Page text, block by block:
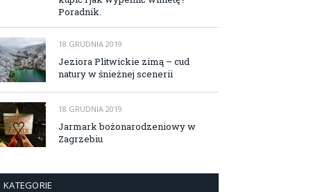
Poradnik.
18 GRUDNIA 2019
Jeziora Plitwickie zimą – cud
natury w śnieżnej scenerii
18 GRUDNIA 2019
Jarmark bożonarodzeniowy w
Zagrzebiu
KATEGORIE